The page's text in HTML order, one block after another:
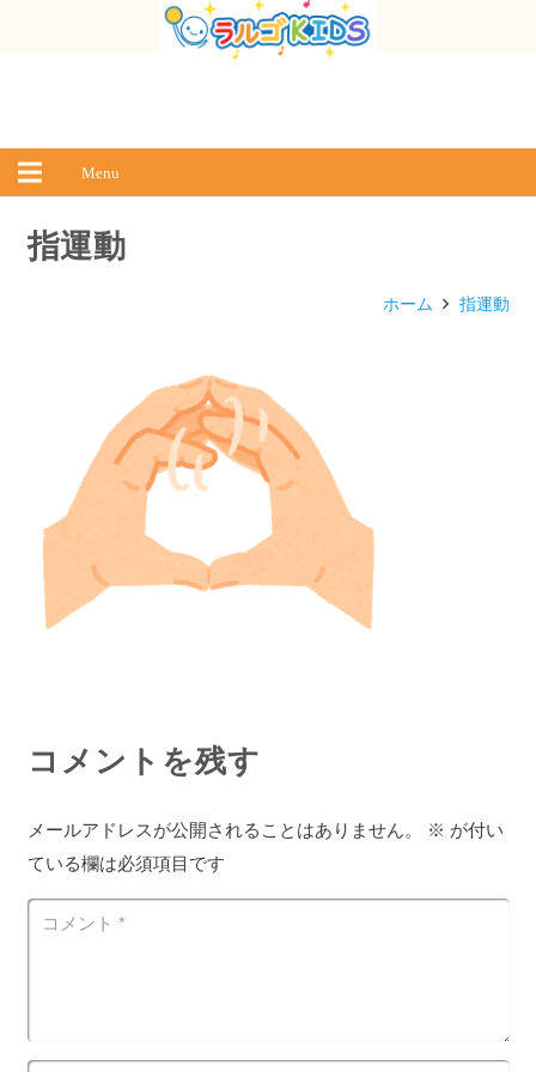
Menu
指運動
ホーム 指運動
コメントを残す
メールアドレスが公開されることはありません。 ※ が付い
ている欄は必須項目です